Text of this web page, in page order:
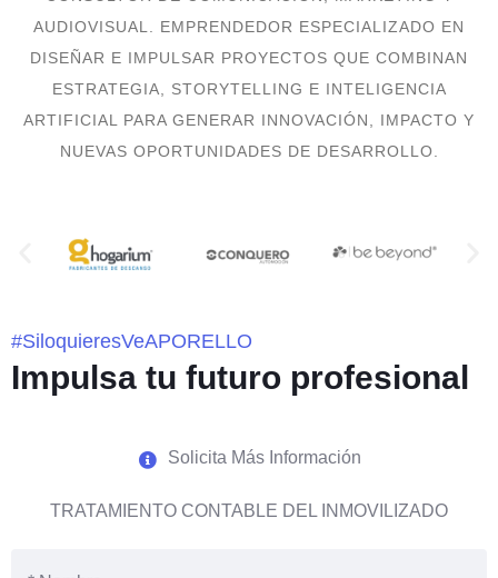
AUDIOVISUAL. EMPRENDEDOR ESPECIALIZADO EN
DISEÑAR E IMPULSAR PROYECTOS QUE COMBINAN
ESTRATEGIA, STORYTELLING E INTELIGENCIA
ARTIFICIAL PARA GENERAR INNOVACIÓN, IMPACTO Y
NUEVAS OPORTUNIDADES DE DESARROLLO.
#SiloquieresVeAPORELLO
Impulsa tu futuro profesional
Solicita Más Información
TRATAMIENTO CONTABLE DEL INMOVILIZADO